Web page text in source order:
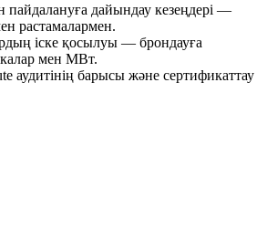
дайындау кезеңдері —
растамалармен.
іске қосылуы — брондауға
мен МВт.
аудитінің барысы және сертификаттау